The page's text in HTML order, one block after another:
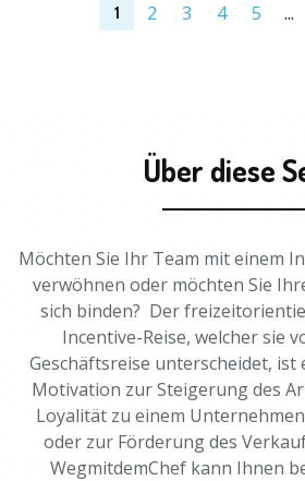
1 2 3 4 5 ...
Über diese
Möchten Sie Ihr Team mit einem
verwöhnen oder möchten Sie
sich binden? Der
Incentive-Reise, welcher sie
Geschäftsreise unterscheidet, ist
Motivation zur Steigerung des
Loyalität zu einem
oder zur Förderung des
WegmitdemChef kann Ihnen